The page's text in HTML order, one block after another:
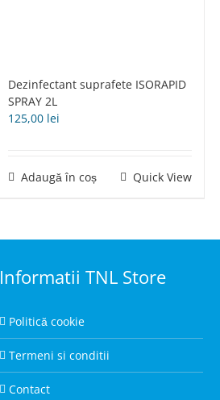
Dezinfectant suprafete ISORAPID
SPRAY 2L
125,00 lei
Adaugă în coș Quick View
Informatii TNL Store
Politică cookie
Termeni si conditii
Contact